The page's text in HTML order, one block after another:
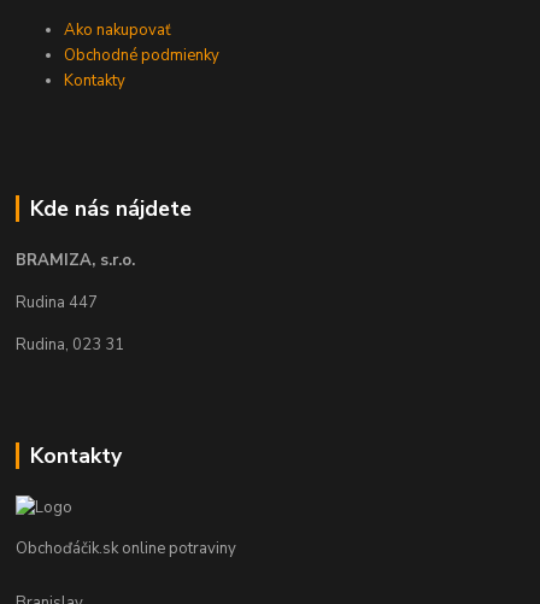
Ako nakupovať
Obchodné podmienky
Kontakty
Kde nás nájdete
BRAMIZA, s.r.o.
Rudina 447
Rudina, 023 31
Kontakty
Obchoďáčik.sk online potraviny